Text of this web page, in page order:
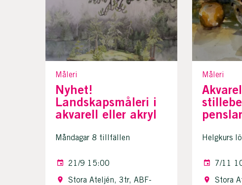
Måleri
Nyhet!
Landskapsmåleri i
akvarell eller akryl
Måndagar 8 tillfällen
21/9 15:00
Stora Ateljén, 3tr, ABF-
Måleri
penslar
Helgkurs
7/11
Stora